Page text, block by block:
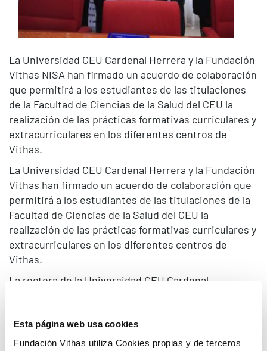
Esta página web usa cookies
Fundación Vithas utiliza Cookies propias y de terceros
La Universidad CEU Cardenal Herrera y la Fundación
Vithas NISA han firmado un acuerdo de colaboración
que permitirá a los estudiantes de las titulaciones
de la Facultad de Ciencias de la Salud del CEU la
realización de las prácticas formativas curriculares y
extracurriculares en los diferentes centros de
Vithas.
La Universidad CEU Cardenal Herrera y la Fundación
Vithas han firmado un acuerdo de colaboración que
permitirá a los estudiantes de las titulaciones de la
Facultad de Ciencias de la Salud del CEU la
realización de las prácticas formativas curriculares y
extracurriculares en los diferentes centros de
Vithas.
La rectora de la Universidad CEU Cardenal
este acuerdo en el campus de la CEU UCH en
Valencia, en un acto que ha contado con la